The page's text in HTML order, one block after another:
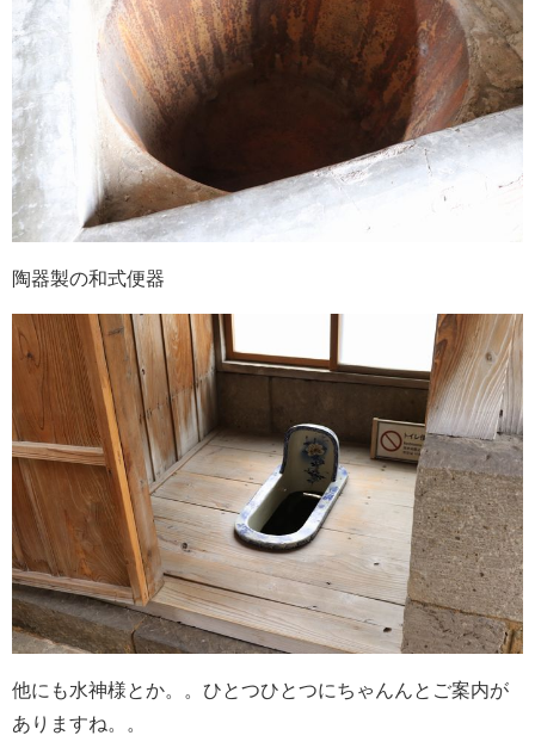
陶器製の和式便器
他にも水神様とか。。ひとつひとつにちゃんんとご案内が
ありますね。。